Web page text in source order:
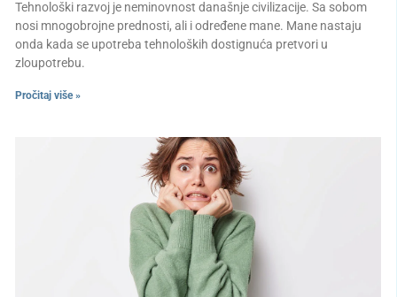
Tehnološki razvoj je neminovnost današnje civilizacije. Sa sobom
nosi mnogobrojne prednosti, ali i određene mane. Mane nastaju
onda kada se upotreba tehnoloških dostignuća pretvori u
zloupotrebu.
Pročitaj više »